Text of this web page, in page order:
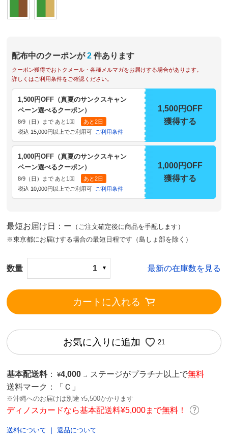
配布中のクーポンが 2 件あります
クーポン獲得でおトクメール・各種メルマガをお届けする場合があります。
詳しくはご利用条件をご確認ください。
1,500円OFF（真夏のサンクスキャン
ペーン選べるクーポン）
8/9（日）まで あと1回
あと2日
税込 15,000円以上でご利用可
ご利用条件
1,500円OFF
獲得する
1,000円OFF（真夏のサンクスキャン
ペーン選べるクーポン）
8/9（日）まで あと1回
あと2日
税込 10,000円以上でご利用可
ご利用条件
1,000円OFF
獲得する
最短お届け日：ー （ご注文確定後に商品を手配します）
※東京都にお届けする場合の最短日程です（島しょ部を除く）
数量 1 最新の在庫数を見る
カートに入れる
お気に入りに追加 21
基本配送料 ： ¥4,000 → ステージがプラチナ以上で無料
送料マーク：
「Ｃ」
※沖縄へのお届けは別途 ¥5,500かかります
ディノスカードなら基本配送料¥5,000まで無料！
送料について ｜返品について